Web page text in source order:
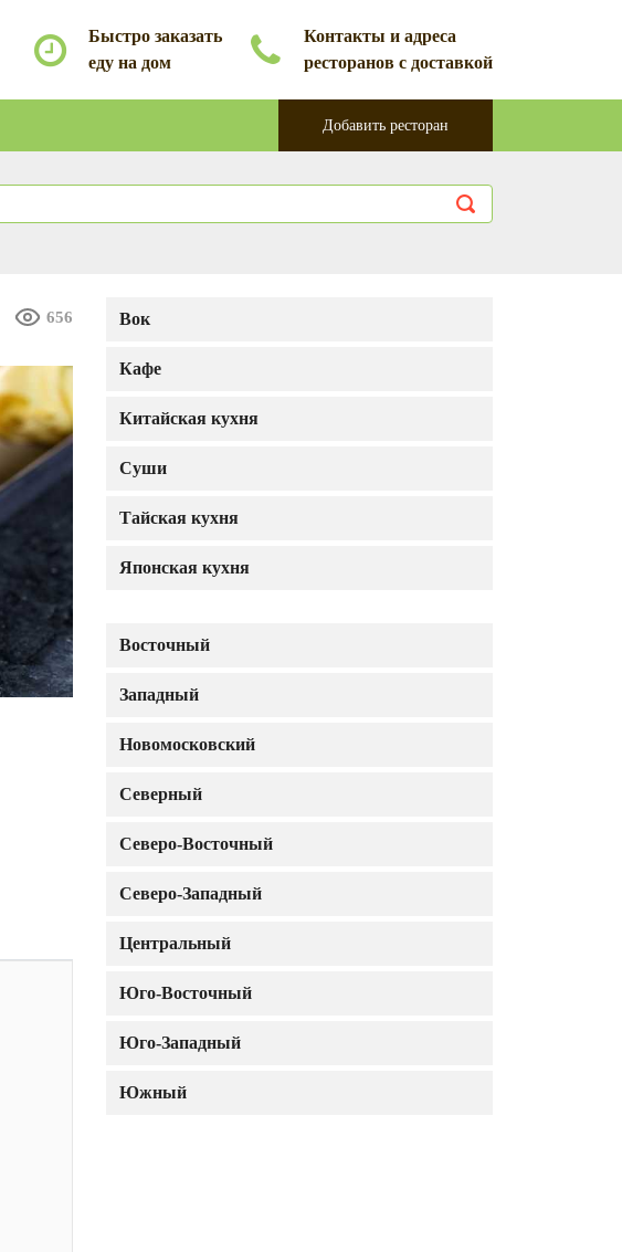
Быстро заказать
еду на дом
Контакты и адреса
ресторанов с доставкой
Добавить ресторан
Вок
Кафе
Китайская кухня
Суши
Тайская кухня
Японская кухня
Восточный
Западный
Новомосковский
Северный
Северо-Восточный
Северо-Западный
Центральный
Юго-Восточный
Юго-Западный
Южный
656